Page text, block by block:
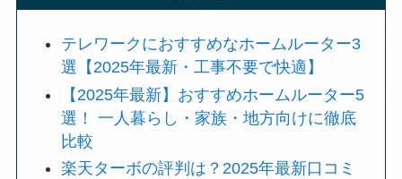
テレワークにおすすめなホームルーター3
選【2025年最新・工事不要で快適】
【2025年最新】おすすめホームルーター5
選！ 一人暮らし・家族・地方向けに徹底
比較
楽天ターボの評判は？2025年最新口コミ